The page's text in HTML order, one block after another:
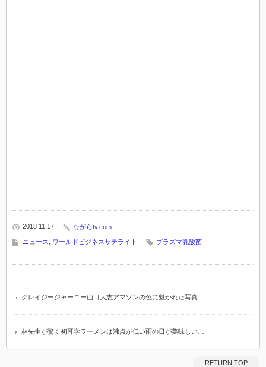
2018 11.17 ながらtv.com
ニュース ワールドビジネスサテライト プラズマ乳酸菌
クレイジージャーニー山口大志アマゾンの色に魅かれた写真…
林先生が驚く初耳学ラーメンは沸点が低い雨の日が美味しい…
RETURN TOP